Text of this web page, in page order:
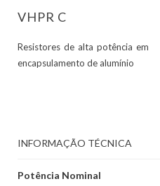
VHPR C
Resistores de alta potência em
encapsulamento de alumínio
INFORMAÇÃO TÉCNICA
Potência Nominal